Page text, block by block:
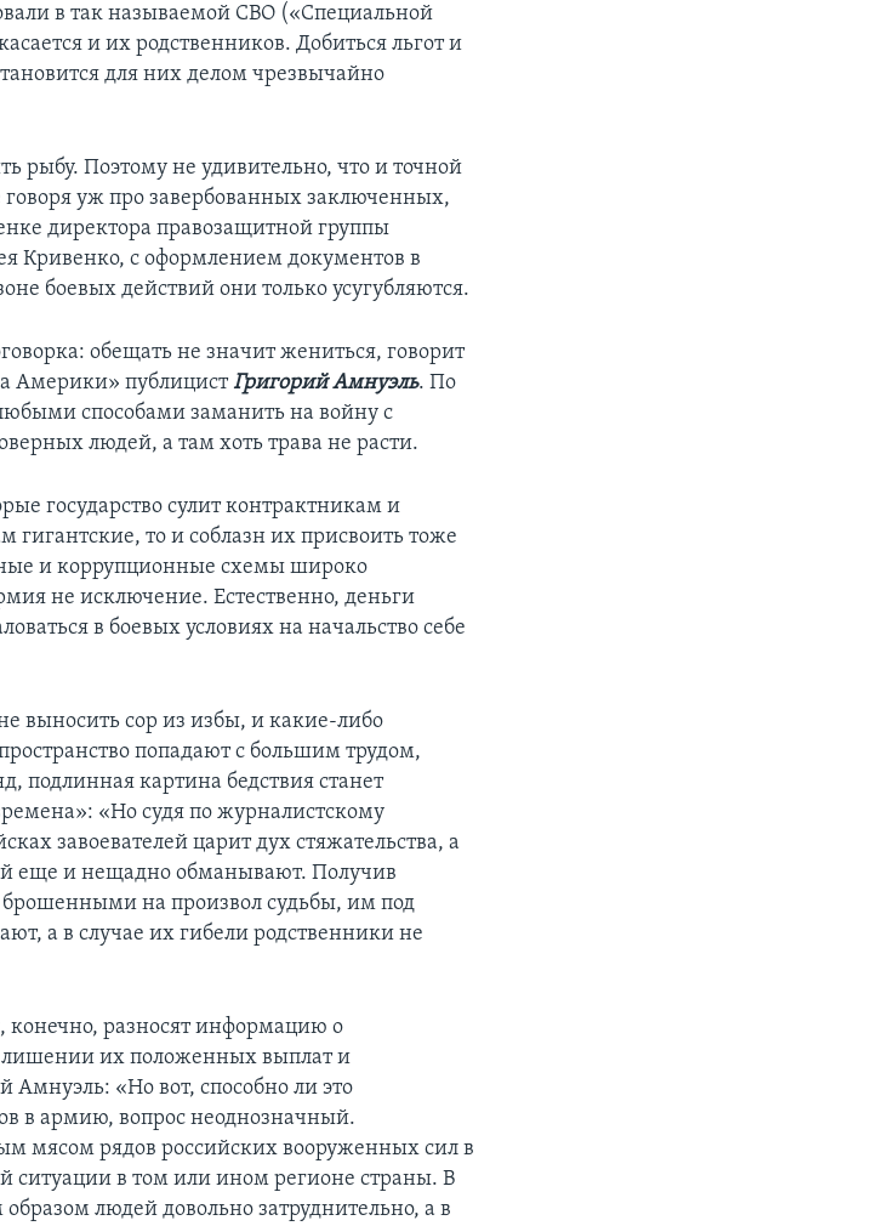
в так называемой СВО («Специальной
и их родственников. Добиться льгот и
для них делом чрезвычайно
рыбу. Поэтому не удивительно, что и точной
уж про завербованных заключенных,
директора правозащитной группы
Кривенко, с оформлением документов в
боевых действий они только усугубляются.
обещать не значит жениться, говорит
Америки» публицист Григорий Амнуэль. По
способами заманить на войну с
людей, а там хоть трава не расти.
государство сулит контрактникам и
то и соблазн их присвоить тоже
и коррупционные схемы широко
не исключение. Естественно, деньги
в боевых условиях на начальство себе
выносить сор из избы, и какие-либо
попадают с большим трудом,
подлинная картина бедствия станет
«Но судя по журналистскому
завоевателей царит дух стяжательства, а
еще и нещадно обманывают. Получив
на произвол судьбы, им под
а в случае их гибели родственники не
конечно, разносят информацию о
лишении их положенных выплат и
«Но вот, способно ли это
в армию, вопрос неоднозначный.
мясом рядов российских вооруженных сил в
ситуации в том или ином регионе страны. В
людей довольно затруднительно, а в